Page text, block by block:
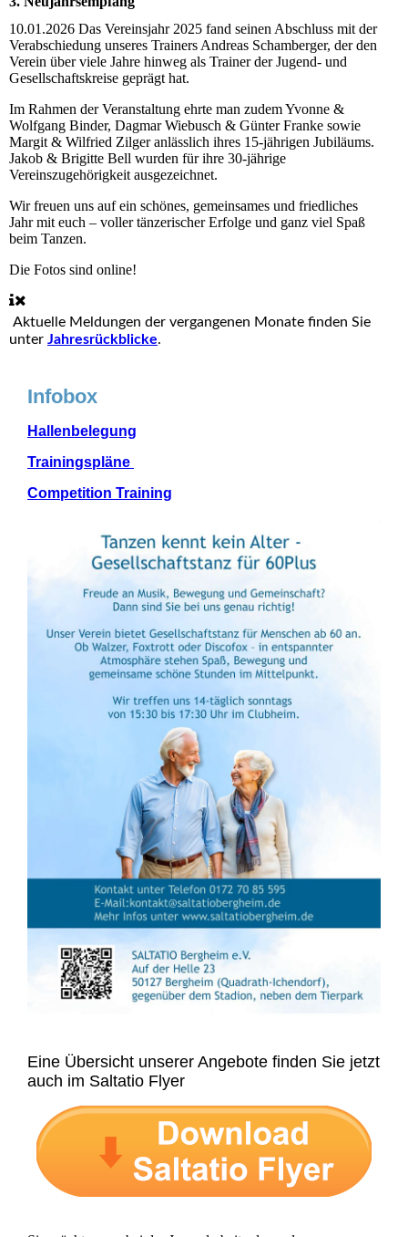
10.01.2026 Das Vereinsjahr 2025 fand seinen Abschluss mit der
Verabschiedung unseres Trainers Andreas Schamberger, der den
Verein über viele Jahre hinweg als Trainer der Jugend- und
Gesellschaftskreise geprägt hat.
Im Rahmen der Veranstaltung ehrte man zudem Yvonne &
Wolfgang Binder, Dagmar Wiebusch & Günter Franke sowie
Margit & Wilfried Zilger anlässlich ihres 15-jährigen Jubiläums.
Jakob & Brigitte Bell wurden für ihre 30-jährige
Vereinszugehörigkeit ausgezeichnet.
Wir freuen uns auf ein schönes, gemeinsames und friedliches
Jahr mit euch – voller tänzerischer Erfolge und ganz viel Spaß
beim Tanzen.
Die Fotos sind online!
Aktuelle Meldungen der vergangenen Monate finden Sie
unter Jahresrückblicke.
Infobox
Hallenbelegung
Trainingspläne
Competition Training
Eine Übersicht unserer Angebote finden Sie jetzt
auch im Saltatio Flyer